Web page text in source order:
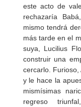
este acto de
rechazaría
mismo tendrá
más tarde en el
suya, Lucilius
construir una
cercarlo.
y le hace la
mismísimas
regreso